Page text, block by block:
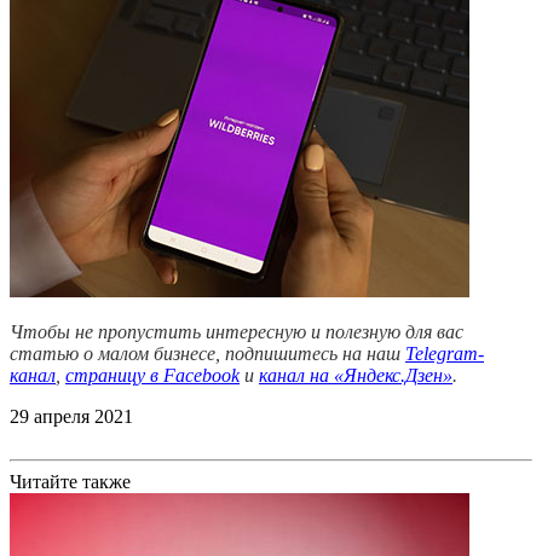
Чтобы не пропустить интересную и полезную для вас
статью о малом бизнесе, подпишитесь на наш Telegram-
канал страницу в Facebookи канал на «Яндекс.Дзен».
29 апреля 2021
Читайте также